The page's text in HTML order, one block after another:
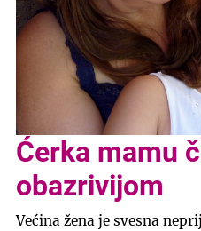
Ćerka mamu
obazrivijom
Većina žena je svesna